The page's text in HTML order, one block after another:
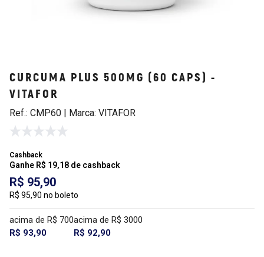
CURCUMA PLUS 500MG (60 CAPS) -
VITAFOR
Ref.: CMP60 | Marca: VITAFOR
Cashback
Ganhe R$ 19,18 de cashback
R$ 95,90
R$ 95,90 no boleto
acima de R$ 700
R$ 93,90
acima de R$ 3000
R$ 92,90